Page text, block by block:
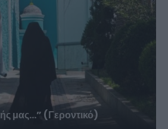
μας…” (Γεροντικό)